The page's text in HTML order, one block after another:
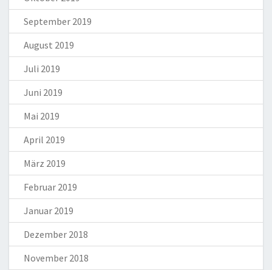
September 2019
August 2019
Juli 2019
Juni 2019
Mai 2019
April 2019
März 2019
Februar 2019
Januar 2019
Dezember 2018
November 2018